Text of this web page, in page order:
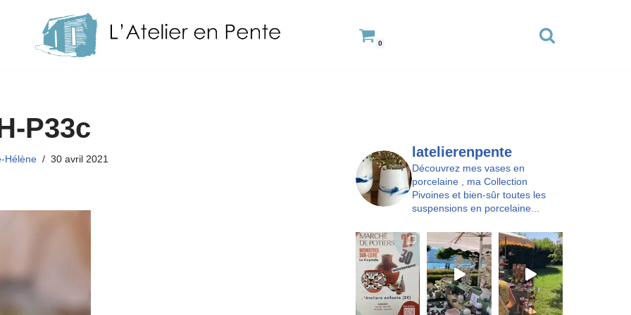
0
P33c
Hélène 30 avril 2021 latelierenpente
Découvrez mes vases en
porcelaine , ma Collection
Pivoines et bien-sûr toutes les
suspensions en porcelaine...